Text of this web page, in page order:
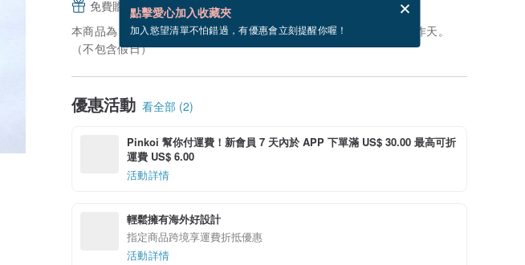
點擊愛心加入收藏夾
加入慾望清單不怕錯過，有優惠會立刻提醒你喔！
免費贈送電子賀卡，結帳完成後填寫
本商品為「接單訂製」。付款後，從開始製作到寄出商品為 10 個工作天。
（不包含假日）
優惠活動 看全部 (2)
Pinkoi 幫你付運費！新會員 7 天內於 APP 下單滿 US$ 30.00 最高可折
運費 US$ 6.00
活動詳情
輕鬆擁有海外好設計
指定商品跨境享運費折抵優惠
活動詳情